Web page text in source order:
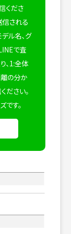
くださ
される
ル名、グ
で査
、1:全体
の分か
ださい。
です。